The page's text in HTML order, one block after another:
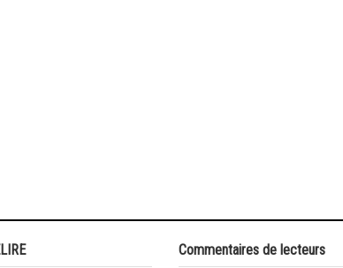
Commentaires de lecteurs